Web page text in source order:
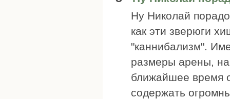
Ну Николай
как эти зверюги
"каннибализм".
размеры арены,
ближайшее время
содержать